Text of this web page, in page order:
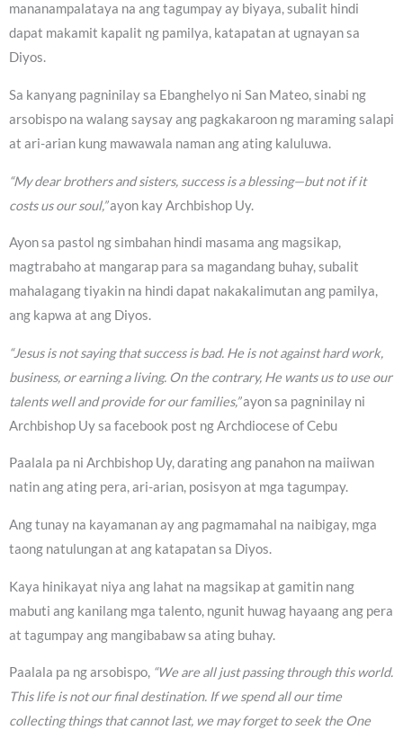
mananampalataya na ang tagumpay ay biyaya, subalit hindi
dapat makamit kapalit ng pamilya, katapatan at ugnayan sa
Diyos.
Sa kanyang pagninilay sa Ebanghelyo ni San Mateo, sinabi ng
arsobispo na walang saysay ang pagkakaroon ng maraming salapi
at ari-arian kung mawawala naman ang ating kaluluwa.
“My dear brothers and sisters, success is a blessing—but not if it
costs us our soul,”ayon kay Archbishop Uy.
Ayon sa pastol ng simbahan hindi masama ang magsikap,
magtrabaho at mangarap para sa magandang buhay, subalit
mahalagang tiyakin na hindi dapat nakakalimutan ang pamilya,
ang kapwa at ang Diyos.
“Jesus is not saying that success is bad. He is not against hard work,
business, or earning a living. On the contrary, He wants us to use our
talents well and provide for our families,”ayon sa pagninilay ni
Archbishop Uy sa facebook post ng Archdiocese of Cebu
Paalala pa ni Archbishop Uy, darating ang panahon na maiiwan
natin ang ating pera, ari-arian, posisyon at mga tagumpay.
Ang tunay na kayamanan ay ang pagmamahal na naibigay, mga
taong natulungan at ang katapatan sa Diyos.
Kaya hinikayat niya ang lahat na magsikap at gamitin nang
mabuti ang kanilang mga talento, ngunit huwag hayaang ang pera
at tagumpay ang mangibabaw sa ating buhay.
Paalala pa ng arsobispo, “We are all just passing through this world.
This life is not our final destination. If we spend all our time
collecting things that cannot last, we may forget to seek the One